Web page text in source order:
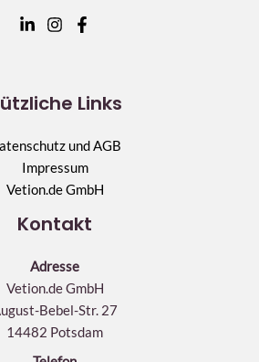
Links
und AGB
Impressum
Vetion.de GmbH
Kontakt
Adresse
Vetion.de GmbH
Bebel-Str. 27
14482 Potsdam